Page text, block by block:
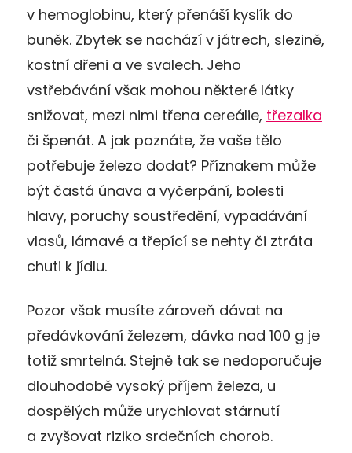
v hemoglobinu, který přenáší kyslík do
buněk. Zbytek se nachází v játrech, slezině,
kostní dřeni a ve svalech. Jeho
vstřebávání však mohou některé látky
snižovat, mezi nimi třena cereálie, třezalka
či špenát. A jak poznáte, že vaše tělo
potřebuje železo dodat? Příznakem může
být častá únava a vyčerpání, bolesti
hlavy, poruchy soustředění, vypadávání
vlasů, lámavé a třepící se nehty či ztráta
chuti k jídlu.
Pozor však musíte zároveň dávat na
předávkování železem, dávka nad 100 g je
totiž smrtelná. Stejně tak se nedoporučuje
dlouhodobě vysoký příjem železa, u
dospělých může urychlovat stárnutí
a zvyšovat riziko srdečních chorob.